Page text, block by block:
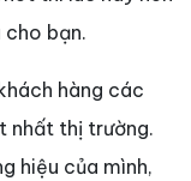
bạn.
hàng các
nhất thị trường.
hiệu của mình,